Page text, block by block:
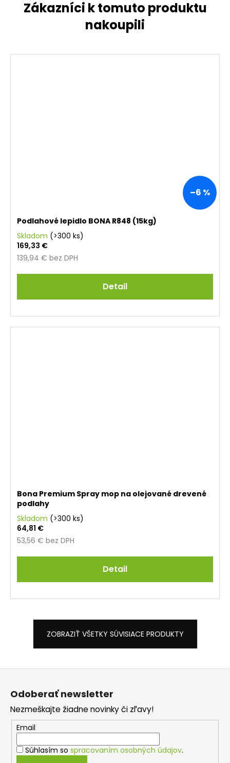
–6 %
Podlahové lepidlo BONA R848 (15kg)
Skladom (>300 ks)
139,94 € bez DPH
169,33 €
Detail
Bona Premium Spray mop na olejované drevené
podlahy
Skladom (>300 ks)
53,56 € bez DPH
64,81 €
Detail
ZOBRAZIŤ VŠETKY SÚVISIACE PRODUKTY
Odoberať newsletter
Nezmeškajte žiadne novinky či zľavy!
Email
Súhlasím so spracovaním osobných údajov.